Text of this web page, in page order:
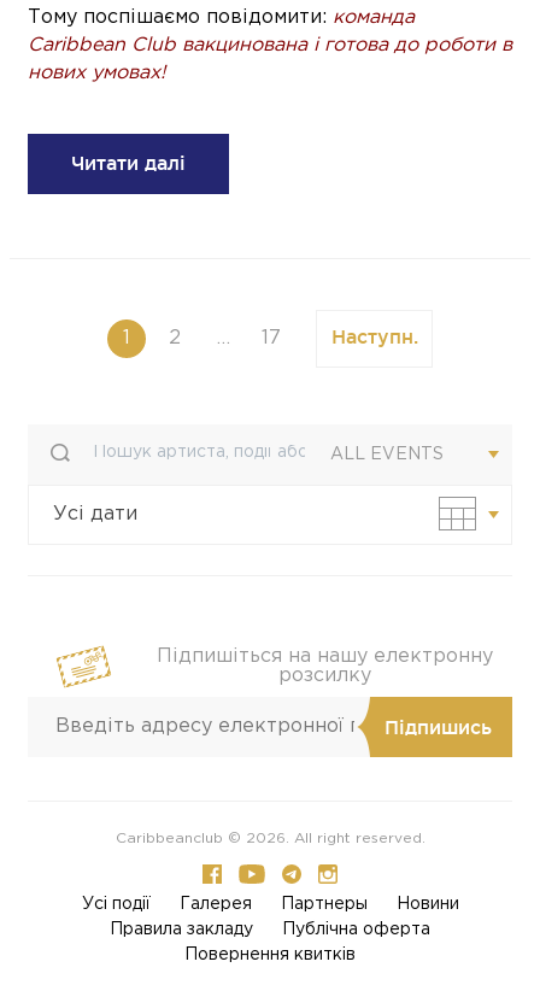
Тому поспішаємо повідомити: команда
Caribbean Club вакцинована і готова до роботи в
нових умовах!
Читати далі
1 2 17 Наступн.
ALL EVENTS
Усі дати
Своя дата
Підпишіться на нашу електронну
розсилку
Caribbeanclub © 2026. All right reserved.
Усi події Галерея Партнеры
Новини
Правила закладу
Публічна оферта
Повернення квитків